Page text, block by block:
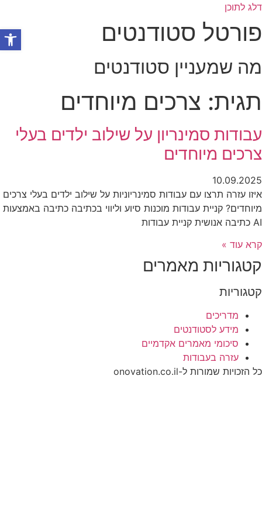
דלג לתוכן
פורטל סטודנטים
מה שמעניין סטודנטים
תגית: צרכים מיוחדים
עבודות סמינריון על שילוב ילדים בעלי
צרכים מיוחדים
10.09.2025
איזו עזרה תרצו עם עבודות סמינריוניות על שילוב ילדים בעלי צרכים
מיוחדים? קניית עבודות מוכנות סיוע וליווי בכתיבה כתיבה באמצעות
AI כתיבה אנושית קניית עבודות
קרא עוד »
קטגוריות מאמרים
קטגוריות
מדריכים
מידע לסטודנטים
סיכומי מאמרים אקדמיים
עזרה בעבודות
כל הזכויות שמורות ל-onovation.co.il
פתח